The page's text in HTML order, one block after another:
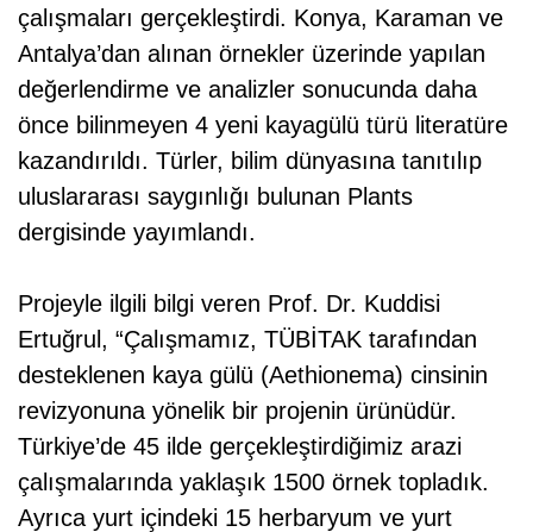
çalışmaları gerçekleştirdi. Konya, Karaman ve
Antalya’dan alınan örnekler üzerinde yapılan
değerlendirme ve analizler sonucunda daha
önce bilinmeyen 4 yeni kayagülü türü literatüre
kazandırıldı. Türler, bilim dünyasına tanıtılıp
uluslararası saygınlığı bulunan Plants
dergisinde yayımlandı.
Projeyle ilgili bilgi veren Prof. Dr. Kuddisi
Ertuğrul, “Çalışmamız, TÜBİTAK tarafından
desteklenen kaya gülü (Aethionema) cinsinin
revizyonuna yönelik bir projenin ürünüdür.
Türkiye’de 45 ilde gerçekleştirdiğimiz arazi
çalışmalarında yaklaşık 1500 örnek topladık.
Ayrıca yurt içindeki 15 herbaryum ve yurt